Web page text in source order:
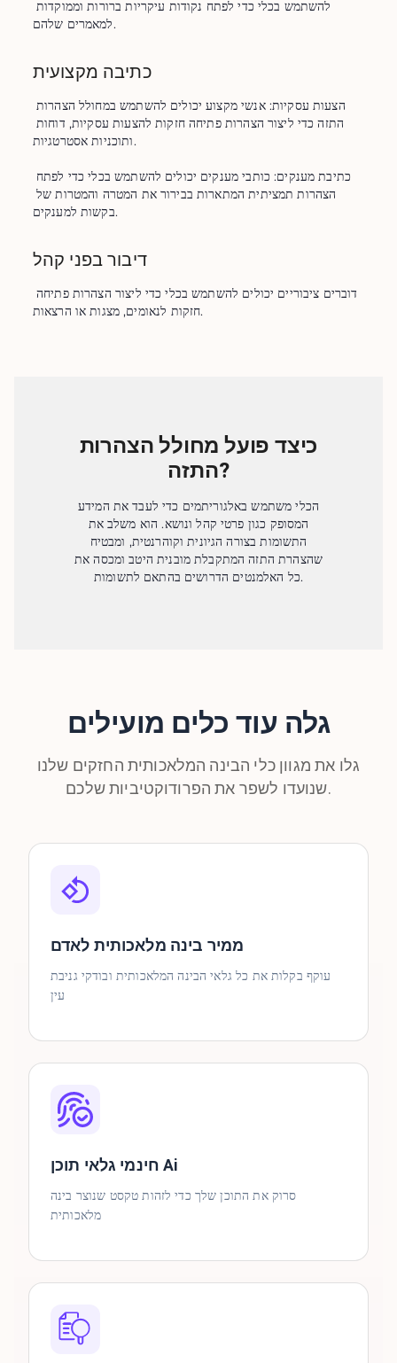
למאמרים שלהם.
כתיבה מקצועית
ותוכניות אסטרטגיות.
בקשות למענקים.
דיבור בפני קהל
חזקות לנאומים, מצגות או הרצאות.
כיצד פועל מחולל הצהרות
התזה?
הכלי משתמש באלגוריתמים כדי לעבד את המידע
המסופק כגון פרטי קהל ונושא. הוא משלב את
התשומות בצורה הגיונית וקוהרנטית, ומבטיח
שהצהרת התזה המתקבלת מובנית היטב ומכסה את
כל האלמנטים הדרושים בהתאם לתשומות.
גלה עוד כלים מועילים
גלו את מגוון כלי הבינה המלאכותית החזקים שלנו
שנועדו לשפר את הפרודוקטיביות שלכם.
ממיר בינה מלאכותית לאדם
עוקף בקלות את כל גלאי הבינה המלאכותית ובודקי גניבת
עין
חינמי גלאי תוכן Ai
סרוק את התוכן שלך כדי לזהות טקסט שנוצר בינה
מלאכותית